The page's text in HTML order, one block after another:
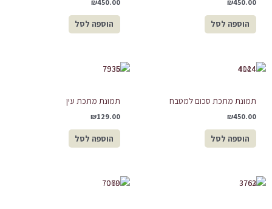
הוספה לסל הוספה לסל
תמונת מתכת סכום למטבח
₪450.00
הוספה לסל
תמונת מתכת עין
₪129.00
הוספה לסל